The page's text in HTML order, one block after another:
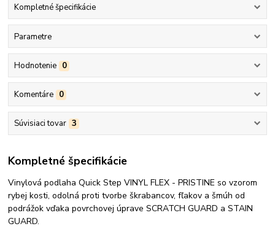
Kompletné špecifikácie
Parametre
Hodnotenie 0
Komentáre 0
Súvisiaci tovar 3
Kompletné špecifikácie
Vinylová podlaha Quick Step VINYL FLEX - PRISTINE so vzorom
rybej kosti, odolná proti tvorbe škrabancov, fľakov a šmúh od
podrážok vďaka povrchovej úprave SCRATCH GUARD a STAIN
GUARD.